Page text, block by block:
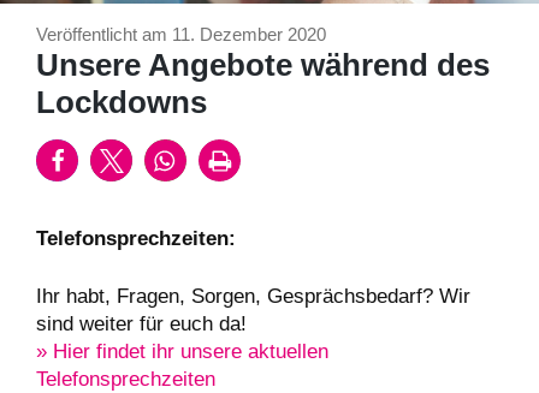
Veröffentlicht am 11. Dezember 2020
Unsere Angebote während des
Lockdowns
Telefonsprechzeiten:
Ihr habt, Fragen, Sorgen, Gesprächsbedarf? Wir
sind weiter für euch da!
» Hier findet ihr unsere aktuellen
Telefonsprechzeiten